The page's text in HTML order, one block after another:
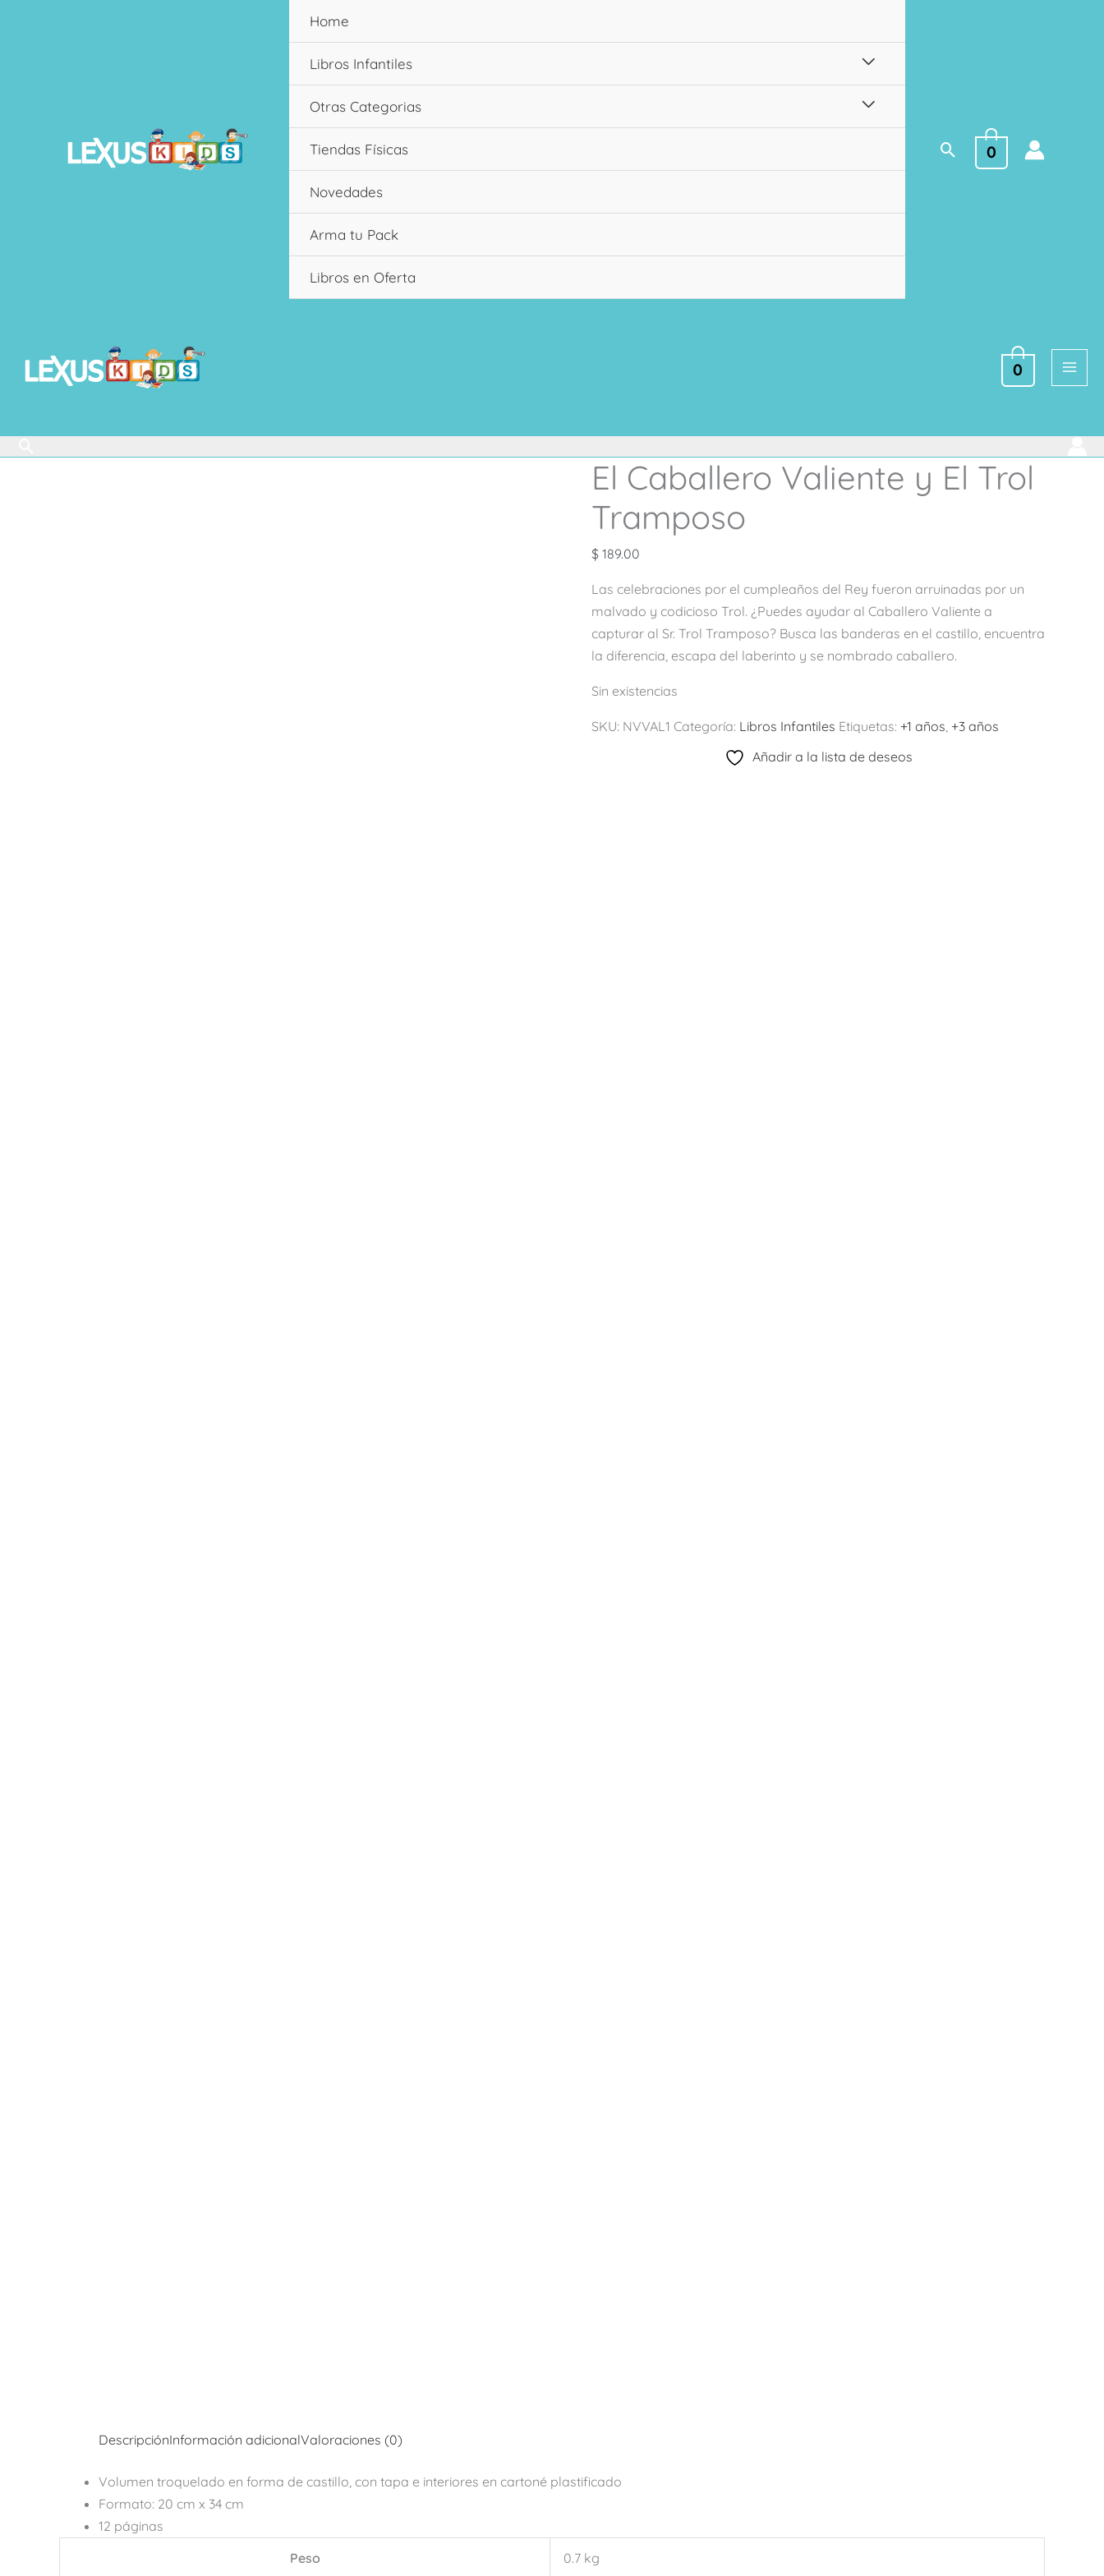
Home
Libros Infantiles
Otras Categorias
Tiendas Físicas
Novedades
Arma tu Pack
Libros en Oferta
Buscar
0
0
El Caballero Valiente y El Trol
Tramposo
$ 189.00
Las celebraciones por el cumpleaños del Rey fueron arruinadas por un
malvado y codicioso Trol. ¿Puedes ayudar al Caballero Valiente a
capturar al Sr. Trol Tramposo? Busca las banderas en el castillo, encuentra
la diferencia, escapa del laberinto y se nombrado caballero.
Sin existencias
SKU: NVVAL1 Categoría: Libros Infantiles Etiquetas: +1 años +3 años
Añadir a la lista de deseos
DescripciónInformación adicionalValoraciones (0)
Volumen troquelado en forma de castillo, con tapa e interiores en cartoné plastificado
Formato: 20 cm x 34 cm
12 páginas
Peso
0.7 kg